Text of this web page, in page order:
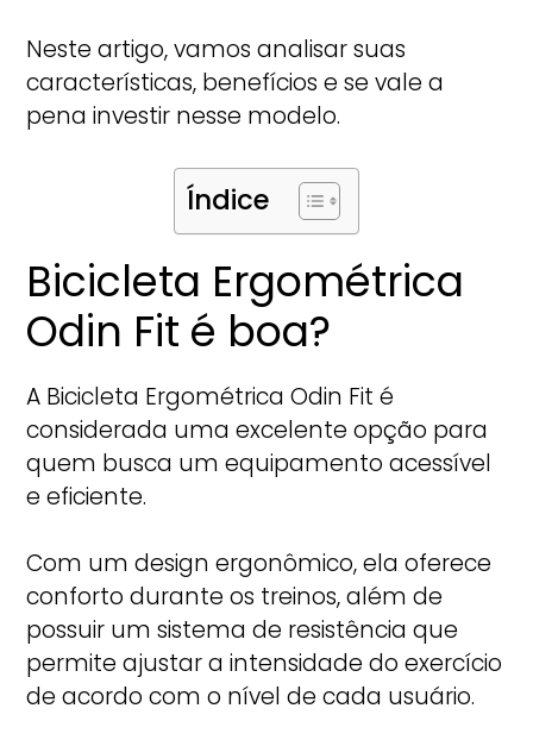
Neste artigo, vamos analisar suas
características, benefícios e se vale a
pena investir nesse modelo.
Índice
Bicicleta Ergométrica
Odin Fit é boa?
A Bicicleta Ergométrica Odin Fit é
considerada uma excelente opção para
quem busca um equipamento acessível
e eficiente.
Com um design ergonômico, ela oferece
conforto durante os treinos, além de
possuir um sistema de resistência que
permite ajustar a intensidade do exercício
de acordo com o nível de cada usuário.